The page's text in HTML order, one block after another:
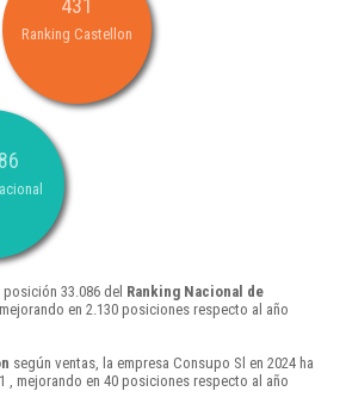
431
Ranking Castellon
33.086 del Ranking Nacional de
en 2.130 posiciones respecto al año
según ventas, la empresa Consupo Sl en 2024 ha
, mejorando en 40 posiciones respecto al año